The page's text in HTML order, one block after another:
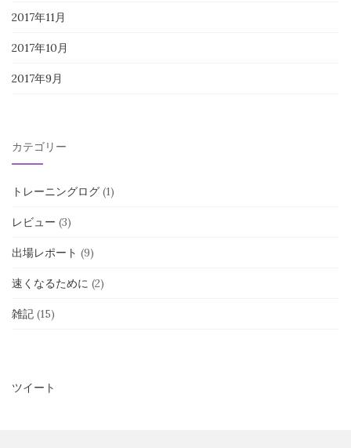
2017年11月
2017年10月
2017年9月
カテゴリー
トレーニングログ (1)
レビュー (3)
出場レポート (9)
速くなるために (2)
雑記 (15)
ツイート